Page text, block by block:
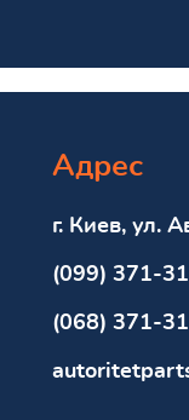
Адрес
г. Киев, ул.
(099) 371-
(068) 371-